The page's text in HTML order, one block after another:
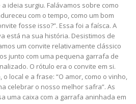
ideia surgiu. Falávamos sobre como
com o tempo, como um bom
fosse isso?”. Essa foi a faísca. A
está na sua história. Desistimos de
um convite relativamente clássico
junto com uma pequena garrafa de
O rótulo era o convite em si.
local e a frase: “O amor, como o vinho,
celebrar o nosso melhor safra”. As
uma caixa com a garrafa aninhada em